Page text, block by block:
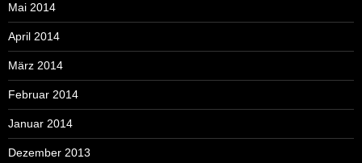
Mai 2014
April 2014
März 2014
Februar 2014
Januar 2014
Dezember 2013